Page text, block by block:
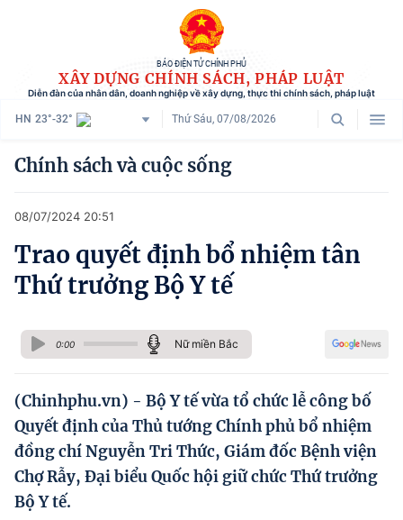
BÁO ĐIỆN TỬ CHÍNH PHỦ
XÂY DỰNG CHÍNH SÁCH, PHÁP LUẬT
Diễn đàn của nhân dân, doanh nghiệp về xây dựng, thực thi chính sách, pháp luật
HN 23°-32° Thứ Sáu, 07/08/2026
Danh mục
Tham vấn chính sách
Doanh nghiệp hiến kế
Hướng dẫn thực hiện chính sách
Phát triển kinh tế tư nhân và doanh nghiệp dân tộc
Ocop và chuỗi giá trị Nông sản
Chính sách và cuộc sống
08/07/2024 20:51
Trao quyết định bổ nhiệm tân
Thứ trưởng Bộ Y tế
0:00 Nữ miền Bắc
(Chinhphu.vn) - Bộ Y tế vừa tổ chức lễ công bố
Quyết định của Thủ tướng Chính phủ bổ nhiệm
đồng chí Nguyễn Tri Thức, Giám đốc Bệnh viện
Chợ Rẫy, Đại biểu Quốc hội giữ chức Thứ trưởng
Bộ Y tế.